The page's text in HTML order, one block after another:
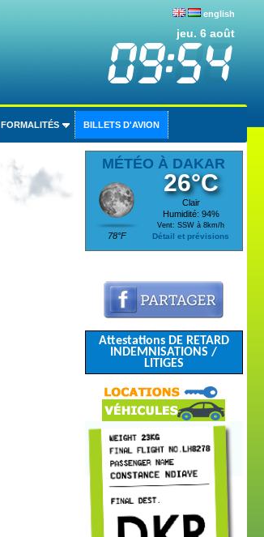
english
jeu. 6 août
FORMALITÉS BILLETS D'AVION
MÉTÉO À DAKAR
78°F
26°C
Clair
Humidité: 94%
Vent: SSW à 8km/h
Détail et prévisions
Attestations DE RETARD
INDEMNISATIONS /
LITIGES